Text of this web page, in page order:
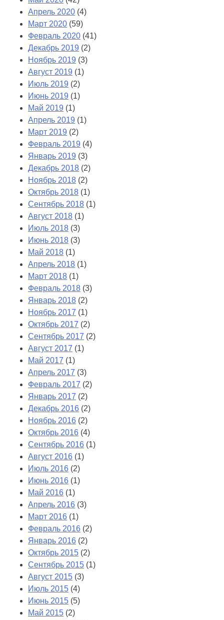
Апрель 2020 (4)
Март 2020 (59)
Февраль 2020 (41)
Декабрь 2019 (2)
Ноябрь 2019 (3)
Август 2019 (1)
Июль 2019 (2)
Июнь 2019 (1)
Май 2019 (1)
Апрель 2019 (1)
Март 2019 (2)
Февраль 2019 (4)
Январь 2019 (3)
Декабрь 2018 (2)
Ноябрь 2018 (2)
Октябрь 2018 (1)
Сентябрь 2018 (1)
Август 2018 (1)
Июль 2018 (3)
Июнь 2018 (3)
Май 2018 (1)
Апрель 2018 (1)
Март 2018 (1)
Февраль 2018 (3)
Январь 2018 (2)
Ноябрь 2017 (1)
Октябрь 2017 (2)
Сентябрь 2017 (2)
Август 2017 (1)
Май 2017 (1)
Апрель 2017 (3)
Февраль 2017 (2)
Январь 2017 (2)
Декабрь 2016 (2)
Ноябрь 2016 (2)
Октябрь 2016 (4)
Сентябрь 2016 (1)
Август 2016 (1)
Июль 2016 (2)
Июнь 2016 (1)
Май 2016 (1)
Апрель 2016 (3)
Март 2016 (1)
Февраль 2016 (2)
Январь 2016 (2)
Октябрь 2015 (2)
Сентябрь 2015 (1)
Август 2015 (3)
Июль 2015 (4)
Июнь 2015 (5)
Май 2015 (2)